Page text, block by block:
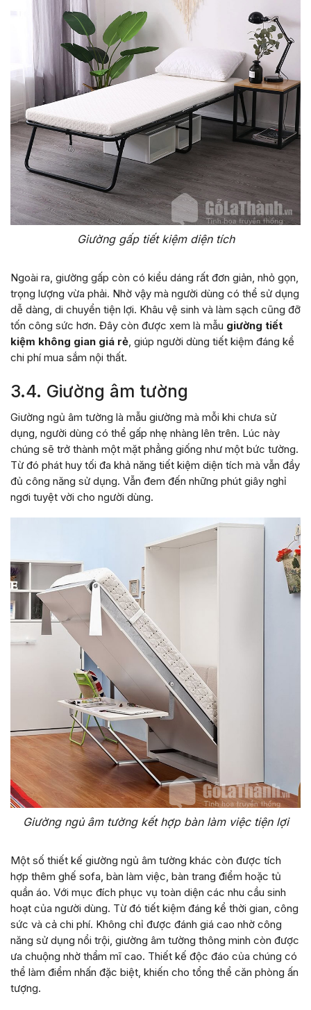
Giường gấp tiết kiệm diện tích
Ngoài ra, giường gấp còn có kiểu dáng rất đơn giản, nhỏ gọn,
trọng lượng vừa phải. Nhờ vậy mà người dùng có thể sử dụng
dễ dàng, di chuyển tiện lợi. Khâu vệ sinh và làm sạch cũng đỡ
tốn công sức hơn. Đây còn được xem là mẫu giường tiết
kiệm không gian giá rẻ , giúp người dùng tiết kiệm đáng kể
chi phí mua sắm nội thất.
3.4. Giường âm tường
Giường ngủ âm tường là mẫu giường mà mỗi khi chưa sử
dụng, người dùng có thể gấp nhẹ nhàng lên trên. Lúc này
chúng sẽ trở thành một mặt phẳng giống như một bức tường.
Từ đó phát huy tối đa khả năng tiết kiệm diện tích mà vẫn đầy
đủ công năng sử dụng. Vẫn đem đến những phút giây nghỉ
ngơi tuyệt vời cho người dùng.
Giường ngủ âm tường kết hợp bàn làm việc tiện lợi
Một số thiết kế giường ngủ âm tường khác còn được tích
hợp thêm ghế sofa, bàn làm việc, bàn trang điểm hoặc tủ
quần áo. Với mục đích phục vụ toàn diện các nhu cầu sinh
hoạt của người dùng. Từ đó tiết kiệm đáng kể thời gian, công
sức và cả chi phí. Không chỉ được đánh giá cao nhờ công
năng sử dụng nổi trội, giường âm tường thông minh còn được
ưa chuộng nhờ thẩm mĩ cao. Thiết kế độc đáo của chúng có
thể làm điểm nhấn đặc biệt, khiến cho tổng thể căn phòng ấn
tượng.